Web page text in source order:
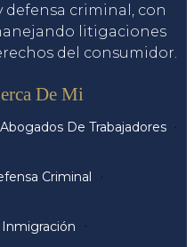
criminal, con
litigaciones
del consumidor.
De Mi
Abogados De Trabajadores
Criminal